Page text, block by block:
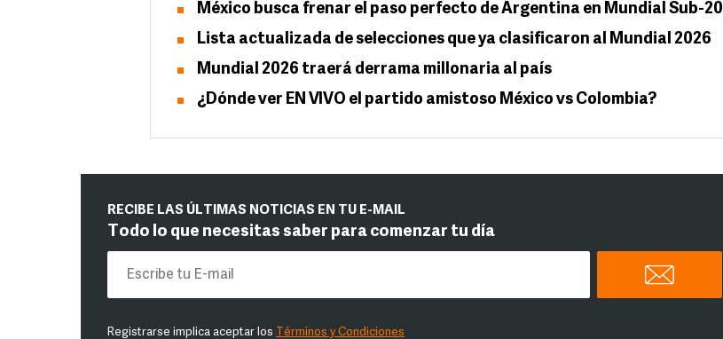
México busca frenar el paso perfecto de Argentina en Mundial Sub-20
Lista actualizada de selecciones que ya clasificaron al Mundial 2026
Mundial 2026 traerá derrama millonaria al país
¿Dónde ver EN VIVO el partido amistoso México vs Colombia?
RECIBE LAS ÚLTIMAS NOTICIAS EN TU E-MAIL
Todo lo que necesitas saber para comenzar tu día
Registrarse implica aceptar los Términos y Condiciones